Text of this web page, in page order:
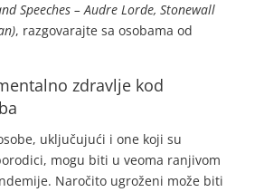
Speeches – Audre Lorde, Stonewall
, razgovarajte sa osobama od
zdravlje kod
uključujući i one koji su
mogu biti u veoma ranjivom
Naročito ugroženi može biti